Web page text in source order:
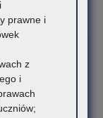
2026/2027
ja kręcę
prawne i
z
i